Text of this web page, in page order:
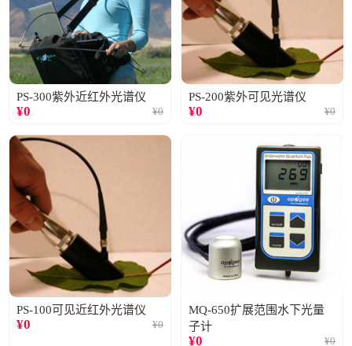
PS-300紫外近红外光谱仪
¥0 ¥0
PS-200紫外可见光谱仪
¥0 ¥0
PS-100可见近红外光谱仪
¥0 ¥0
MQ-650扩展范围水下光量
子计
¥0 ¥0